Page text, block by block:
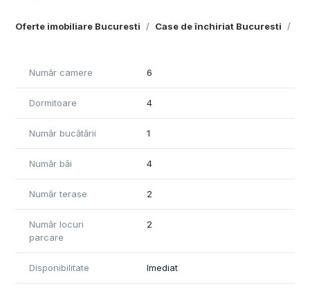
Oferte imobiliare Bucuresti Case de închiriat Bucuresti
Pretul chiriei este de 2.200 Euro+TVA/luna.
auto Porsche Pipera.
Ansamblul dispune de multiple facilitati, printre care:
- spatii verzi si de agrement
- parc central
- zona de recreere si de promenada pe malul lacului
- locuri de joaca pentru copii
- alei pietonale
- restaurant si bar
- piscina exterioara
- sala de fitness si de yoga
Număr camere 6
Dormitoare 4
Număr bucătării 1
Număr băi 4
Număr terase 2
Număr locuri
parcare
2
Disponibilitate Imediat